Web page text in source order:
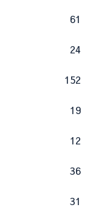
61
24
152
19
12
36
31